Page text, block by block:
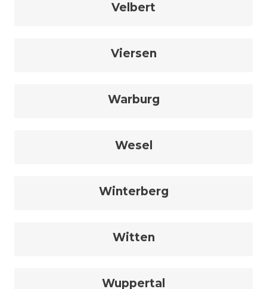
Velbert
Viersen
Warburg
Wesel
Winterberg
Witten
Wuppertal